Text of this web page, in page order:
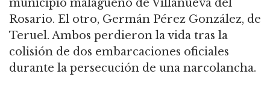
municipio malagueño de Villanueva del
Rosario. El otro, Germán Pérez González, de
Teruel. Ambos perdieron la vida tras la
colisión de dos embarcaciones oficiales
durante la persecución de una narcolancha.